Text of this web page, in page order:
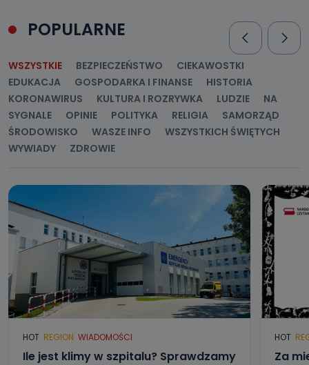
POPULARNE
WSZYSTKIE BEZPIECZEŃSTWO
CIEKAWOSTKI
EDUKACJA
GOSPODARKA I FINANSE
HISTORIA
KORONAWIRUS
KULTURA I ROZRYWKA LUDZIE
NA
SYGNALE
OPINIE POLITYKA RELIGIA
SAMORZĄD
ŚRODOWISKO
WASZE INFO
WSZYSTKICH ŚWIĘTYCH
WYWIADY
ZDROWIE
HOT REGION WIADOMOŚCI
Ile jest klimy w szpitalu? Sprawdzamy
HOT
Za